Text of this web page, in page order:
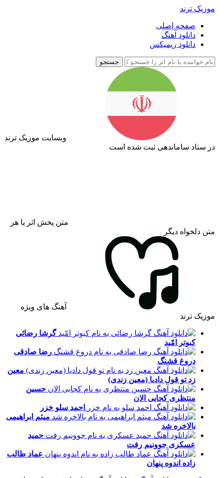
موزیک ترند
صفحه اصلی
دانلود آهنگ
دانلود ریمیکس
جستجو
وبسایت موزیک ترند
در ستاد ساماندهی ثبت شده است
متن پخش اثر یا هر
متن دلخواه دیگر
آهنگ های ویژه
موزیک ترند
گرشا رضائی
کبوتر امّید
رضا صادقی
دروغ قشنگ
معین
زدتو قول دادیا (معین زندی)
حسین
منتظریکجایی الان
احمد سلو خزر
میثم ابراهیمی
بالاخره شد
حمید
عسکری جوونیم رفت
عماد طالب
زاده اندوه پنهان